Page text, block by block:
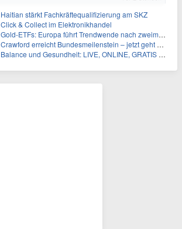
Haitian stärkt Fachkräftequalifizierung am SKZ
Click & Collect im Elektronikhandel
Gold-ETFs: Europa führt Trendwende nach zweimonatiger Schwächephase an
Crawford erreicht Bundesmeilenstein – jetzt geht es in die finale Phase!
Balance und Gesundheit: LIVE, ONLINE, GRATIS am Mi 19.08.2026 um 19:00 Uhr